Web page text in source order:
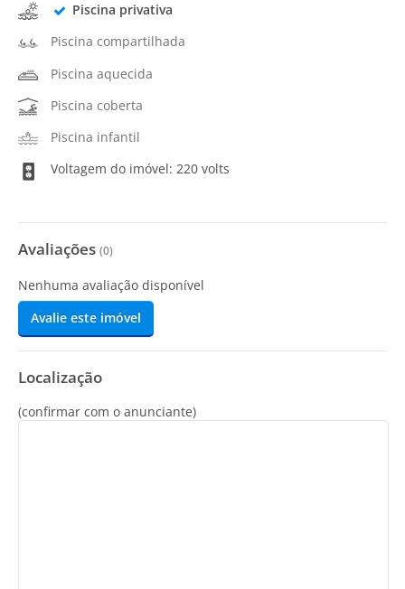
Piscina privativa
Piscina compartilhada
Piscina aquecida
Piscina coberta
Piscina infantil
Voltagem do imóvel: 220 volts
Avaliações (0)
Nenhuma avaliação disponível
Avalie este imóvel
Localização
(confirmar com o anunciante)